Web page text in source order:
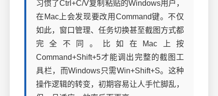
习惯了Ctrl+C/V复制粘贴的Windows用户，
在Mac上会发现要改用Command键。不仅
如此，窗口管理、任务切换甚至截图方式都
完全不同。比如在Mac上按
Command+Shift+5才能调出完整的截图工
具栏，而Windows只需Win+Shift+S。这种
操作逻辑的转变，初期容易让人手忙脚乱，